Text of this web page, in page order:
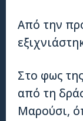
Από την
Στο φως
από τη
Μαρούσι,